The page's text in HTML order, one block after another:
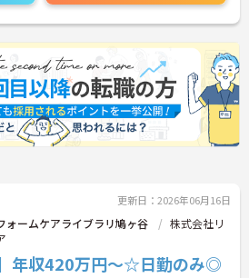
更新日：2026年06月16日
ォームケアライブラリ鳩ヶ谷
株式会社リ
】年収420万円～☆日勤のみ◎